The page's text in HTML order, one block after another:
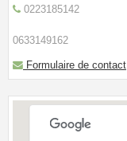
0223185142
0633149162
Formulaire de contact